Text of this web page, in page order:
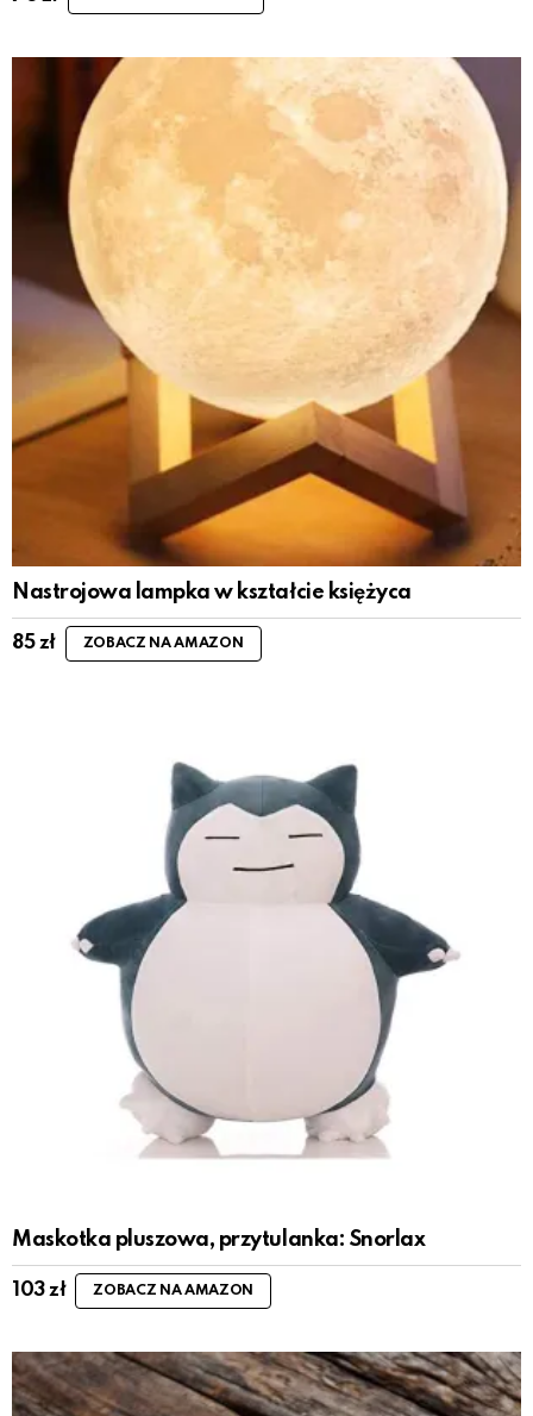
Nastrojowa lampka w kształcie księżyca
85zł ZOBACZ NA AMAZON
Maskotka pluszowa, przytulanka: Snorlax
103zł ZOBACZ NA AMAZON